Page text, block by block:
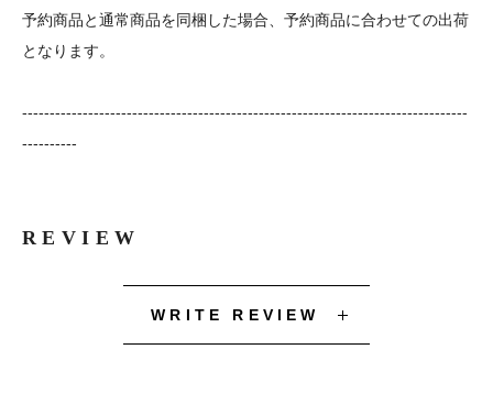
予約商品と通常商品を同梱した場合、予約商品に合わせての出荷
となります。
---------------------------------------------------------------------------------
----------
REVIEW
WRITE REVIEW